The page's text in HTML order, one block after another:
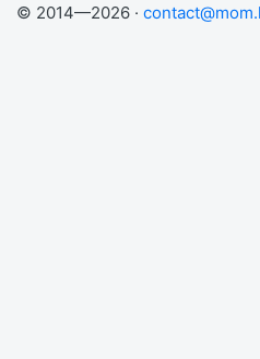
© 2014—2026 ·